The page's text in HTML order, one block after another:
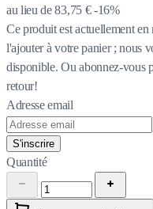
au lieu de83,75 € -16%
Ce produit est actuellement en
l'ajouter à votre panier ; nous
disponible. Ou abonnez-vous
retour!
Adresse email
S'inscrire
Quantité